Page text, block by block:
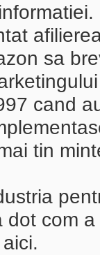
sa
cand
tin
dot com